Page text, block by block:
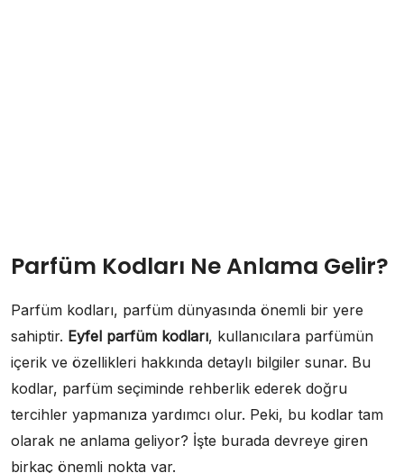
Parfüm Kodları Ne Anlama Gelir?
Parfüm kodları, parfüm dünyasında önemli bir yere
sahiptir. Eyfel parfüm kodları, kullanıcılara parfümün
içerik ve özellikleri hakkında detaylı bilgiler sunar. Bu
kodlar, parfüm seçiminde rehberlik ederek doğru
tercihler yapmanıza yardımcı olur. Peki, bu kodlar tam
olarak ne anlama geliyor? İşte burada devreye giren
birkaç önemli nokta var.